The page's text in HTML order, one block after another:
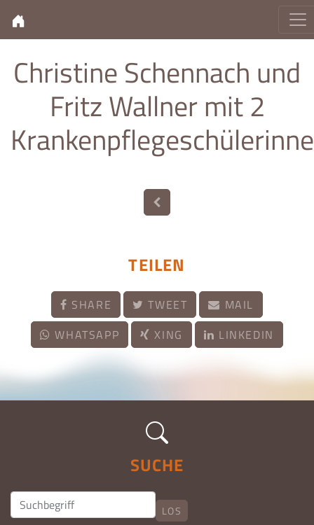
Christine Schennach und
Fritz Wallner mit 2
TEILEN
SHARE TWEET
MAIL
WHATSAPP
XING LINKEDIN
SUCHE
LOS